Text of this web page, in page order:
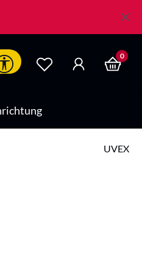
Werkzeugleiste anzeigen
0
UVEX